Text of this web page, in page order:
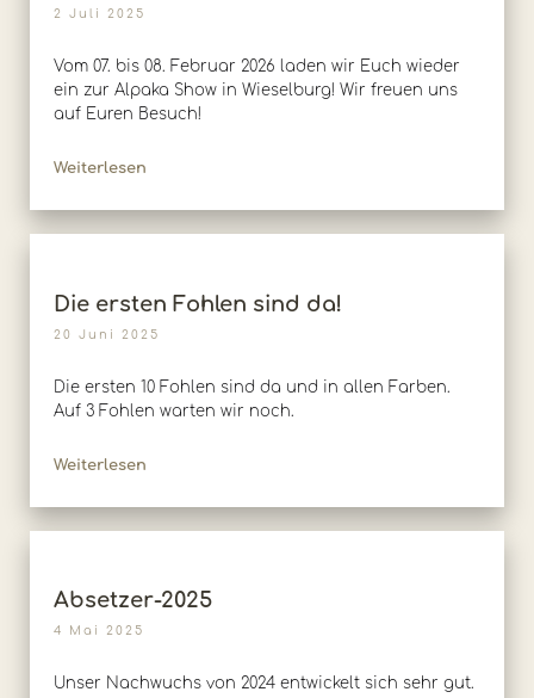
2 Juli 2025
Vom 07. bis 08. Februar 2026 laden wir Euch wieder
ein zur Alpaka Show in Wieselburg! Wir freuen uns
auf Euren Besuch!
Weiterlesen
Die ersten Fohlen sind da!
20 Juni 2025
Die ersten 10 Fohlen sind da und in allen Farben.
Auf 3 Fohlen warten wir noch.
Weiterlesen
Absetzer-2025
4 Mai 2025
Unser Nachwuchs von 2024 entwickelt sich sehr gut.